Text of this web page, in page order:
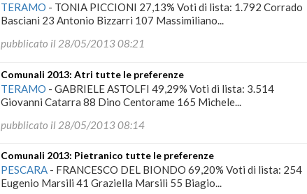
TERAMO - TONIA PICCIONI 27,13% Voti di lista: 1.792 Corrado
Basciani 23 Antonio Bizzarri 107 Massimiliano...
pubblicato il 28/05/2013 08:21
Comunali 2013: Atri tutte le preferenze
TERAMO - GABRIELE ASTOLFI 49,29% Voti di lista: 3.514
Giovanni Catarra 88 Dino Centorame 165 Michele...
pubblicato il 28/05/2013 08:14
Comunali 2013: Pietranico tutte le preferenze
PESCARA - FRANCESCO DEL BIONDO 69,20% Voti di lista: 254
Eugenio Marsili 41 Graziella Marsili 55 Biagio...